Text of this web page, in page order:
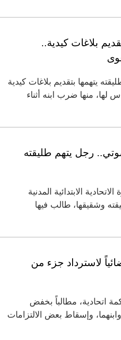
بلاغات كيدية..
يتهمها بتقديم بلاغات كيدية
لها، منها ضرب ابنه أثناء
رجل يتهم طليقته
الابتدائية المدنية
وشقيقها، طالب فيها
لاسترداد جزء من
اتحادية، مطالباً بخفض
وإسقاط بعض الالتزامات